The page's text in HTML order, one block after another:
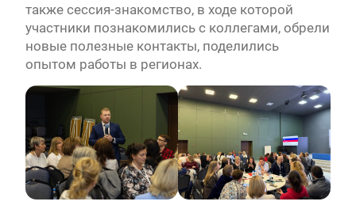
также сессия-знакомство, в ходе которой
участники познакомились с коллегами, обрели
новые полезные контакты, поделились
опытом работы в регионах.